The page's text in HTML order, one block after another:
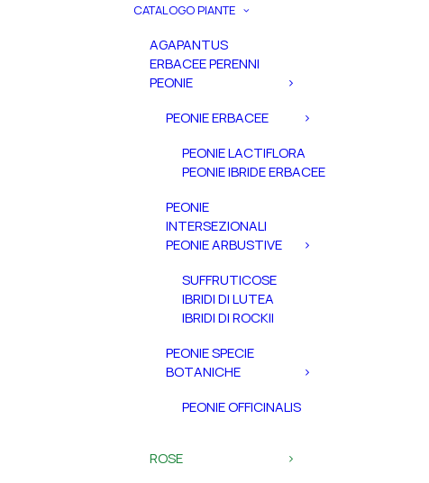
CATALOGO PIANTE
AGAPANTUS
ERBACEE PERENNI
PEONIE
PEONIE ERBACEE
PEONIE LACTIFLORA
PEONIE IBRIDE ERBACEE
PEONIE
INTERSEZIONALI
PEONIE ARBUSTIVE
SUFFRUTICOSE
IBRIDI DI LUTEA
IBRIDI DI ROCKII
PEONIE SPECIE
BOTANICHE
PEONIE OFFICINALIS
ROSE